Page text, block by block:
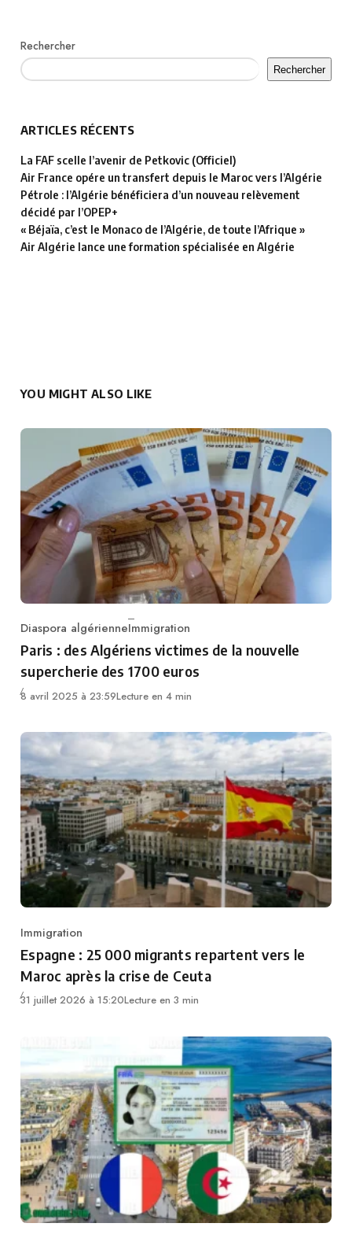
Rechercher
Rechercher
ARTICLES RÉCENTS
La FAF scelle l’avenir de Petkovic (Officiel)
Air France opére un transfert depuis le Maroc vers l’Algérie
Pétrole : l’Algérie bénéficiera d’un nouveau relèvement
décidé par l’OPEP+
« Béjaïa, c’est le Monaco de l’Algérie, de toute l’Afrique »
Air Algérie lance une formation spécialisée en Algérie
YOU MIGHT ALSO LIKE
Category
Diaspora algérienneImmigration
Paris : des Algériens victimes de la nouvelle
supercherie des 1700 euros
8 avril 2025 à 23:59Lecture en 4 min
Category
Immigration
Espagne : 25 000 migrants repartent vers le
Maroc après la crise de Ceuta
31 juillet 2026 à 15:20Lecture en 3 min